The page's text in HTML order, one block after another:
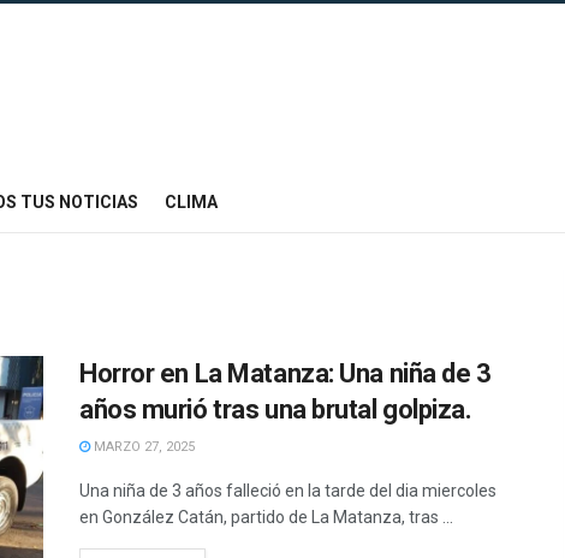
TUS NOTICIAS CLIMA
Horror en La Matanza: Una niña de 3
años murió tras una brutal golpiza.
MARZO 27, 2025
Una niña de 3 años falleció en la tarde del dia miercoles
en González Catán, partido de La Matanza, tras ...